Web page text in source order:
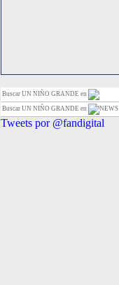
Buscar UN NIÑO GRANDE en
Buscar UN NIÑO GRANDE en NEWS
Tweets por @fandigital